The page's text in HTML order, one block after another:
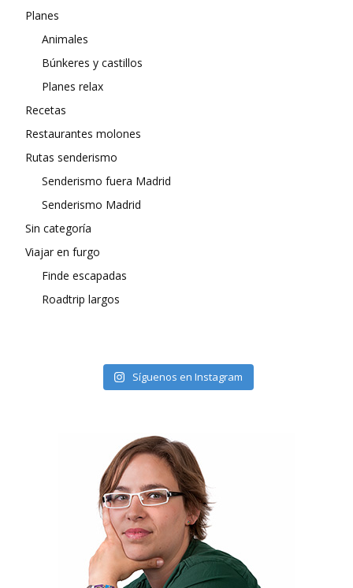
Planes
Animales
Búnkeres y castillos
Planes relax
Recetas
Restaurantes molones
Rutas senderismo
Senderismo fuera Madrid
Senderismo Madrid
Sin categoría
Viajar en furgo
Finde escapadas
Roadtrip largos
Síguenos en Instagram